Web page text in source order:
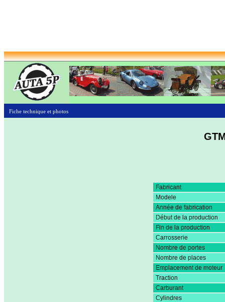
Fiche technique et photos
Fabricant
Modele
Année de fabrication
Début de la production
Fin de la production
Carrosserie
Nombre de portes
Nombre de places
Emplacement de moteur
Traction
Carburant
Cylindres